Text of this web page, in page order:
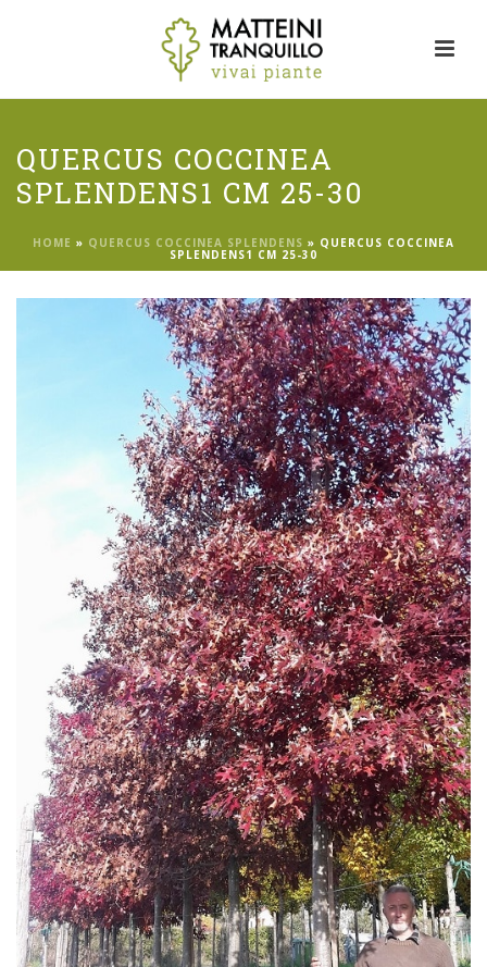
QUERCUS COCCINEA
SPLENDENS1 CM 25-30
HOME » QUERCUS COCCINEA SPLENDENS » QUERCUS COCCINEA
SPLENDENS1 CM 25-30